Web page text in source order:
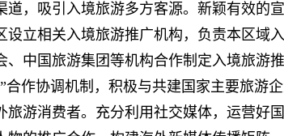
吸引入境旅游多方客源。新颖有效的宣
设立相关入境旅游推广机构，负责本区域
、中国旅游集团等机构合作制定入境旅游
合作协调机制，积极与共建国家主要旅游
旅游消费者。充分利用社交媒体，运营好